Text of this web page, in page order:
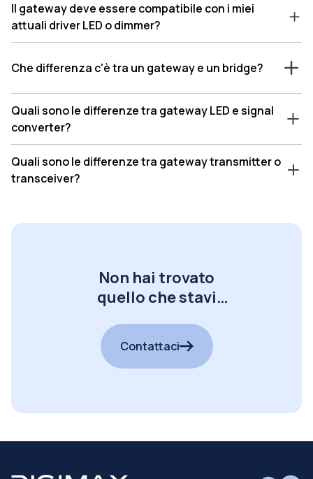
Il gateway deve essere compatibile con i miei
attuali driver LED o dimmer?
Che differenza c'è tra un gateway e un bridge?
Quali sono le differenze tra gateway LED e signal
converter?
Quali sono le differenze tra gateway transmitter o
transceiver?
Non hai trovato
quello che stavi
Contattaci